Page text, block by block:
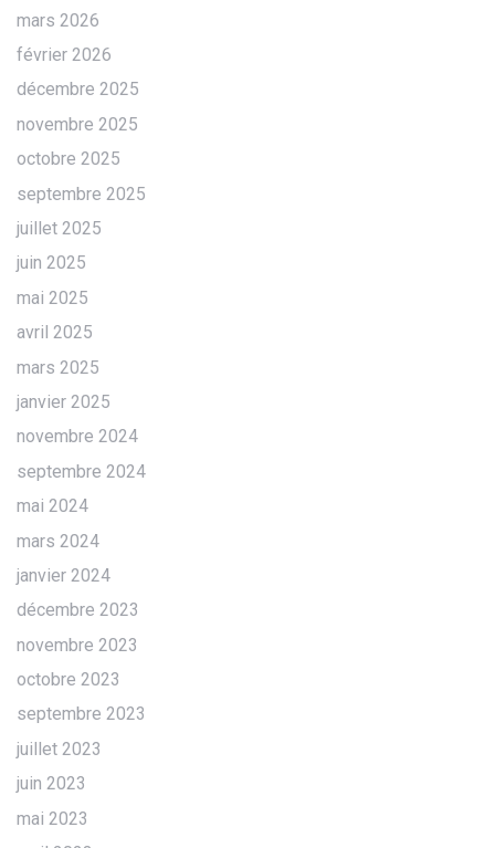
mars 2026
février 2026
décembre 2025
novembre 2025
octobre 2025
septembre 2025
juillet 2025
juin 2025
mai 2025
avril 2025
mars 2025
janvier 2025
novembre 2024
septembre 2024
mai 2024
mars 2024
janvier 2024
décembre 2023
novembre 2023
octobre 2023
septembre 2023
juillet 2023
juin 2023
mai 2023